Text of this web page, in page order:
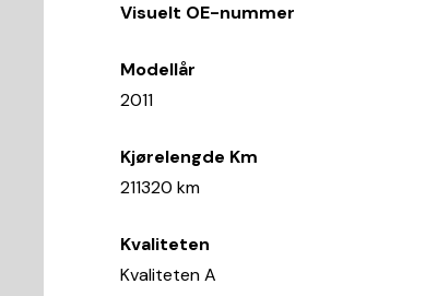
Visuelt OE-nummer
Modellår
2011
Kjørelengde Km
211320 km
Kvaliteten
Kvaliteten A